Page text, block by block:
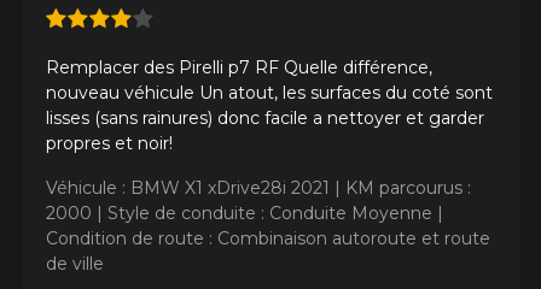
Remplacer des Pirelli p7 RF Quelle différence,
nouveau véhicule Un atout, les surfaces du coté sont
lisses (sans rainures) donc facile a nettoyer et garder
propres et noir!
Véhicule : BMW X1 xDrive28i 2021 | KM parcourus :
2000 | Style de conduite : Conduite Moyenne |
Condition de route : Combinaison autoroute et route
de ville